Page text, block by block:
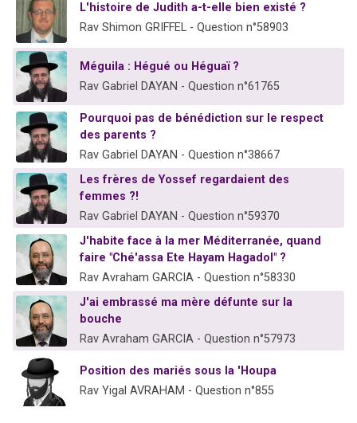
L'histoire de Judith a-t-elle bien existé ?
Rav Shimon GRIFFEL - Question n°58903
Méguila : Hégué ou Héguaï ?
Rav Gabriel DAYAN - Question n°61765
Pourquoi pas de bénédiction sur le respect
des parents ?
Rav Gabriel DAYAN - Question n°38667
Les frères de Yossef regardaient des
femmes ?!
Rav Gabriel DAYAN - Question n°59370
J'habite face à la mer Méditerranée, quand
faire "Ché'assa Ete Hayam Hagadol" ?
Rav Avraham GARCIA - Question n°58330
J'ai embrassé ma mère défunte sur la
bouche
Rav Avraham GARCIA - Question n°57973
Position des mariés sous la 'Houpa
Rav Yigal AVRAHAM - Question n°855